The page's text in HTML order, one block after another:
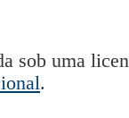
sob uma
.